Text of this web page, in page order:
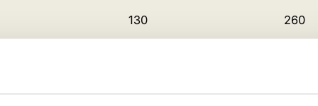
130 260